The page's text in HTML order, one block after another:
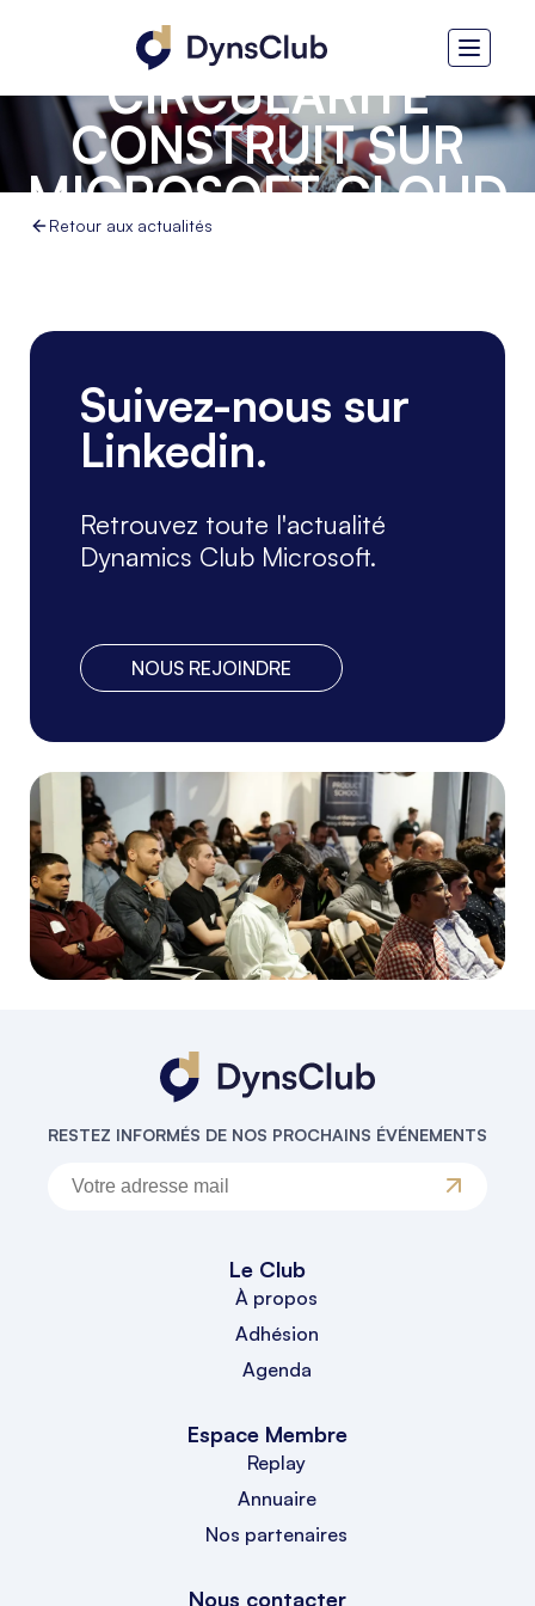
DE MESURE DE LA
CIRCULARITÉ
CONSTRUIT SUR
MICROSOFT CLOUD
MICROSOFT POWER
PLATFORM
Retour aux actualités
Suivez-nous sur
Linkedin.
Retrouvez toute l'actualité
Dynamics Club Microsoft.
NOUS REJOINDRE
RESTEZ INFORMÉS DE NOS PROCHAINS ÉVÉNEMENTS
Le Club
À propos
Adhésion
Agenda
Espace Membre
Replay
Annuaire
Nos partenaires
Nous contacter